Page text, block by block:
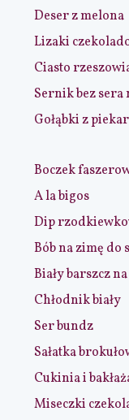
Deser z melona
Lizaki
Ciasto
Sernik bez sera
Gołąbki z
Boczek
A la bigos
Dip
Bób na zimę do
Biały barszcz
Chłodnik biały
Ser bundz
Sałatka
Cukinia i
Miseczki